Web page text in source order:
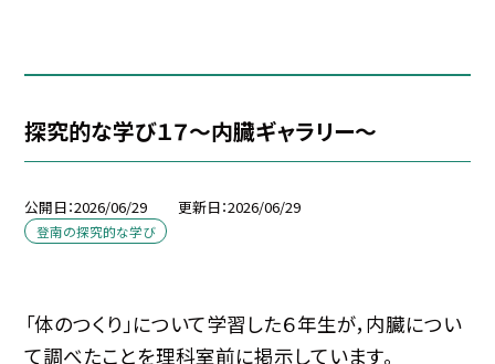
探究的な学び１７～内臓ギャラリー～
公開日 2026/06/29 更新日 2026/06/29
登南の探究的な学び
「体のつくり」について学習した６年生が，内臓につい
て調べたことを理科室前に掲示しています。